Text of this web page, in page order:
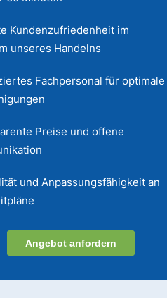
Kundenzufriedenheit im
unseres Handelns
Fachpersonal für optimale
Preise und offene
und Anpassungsfähigkeit an
Angebot anfordern